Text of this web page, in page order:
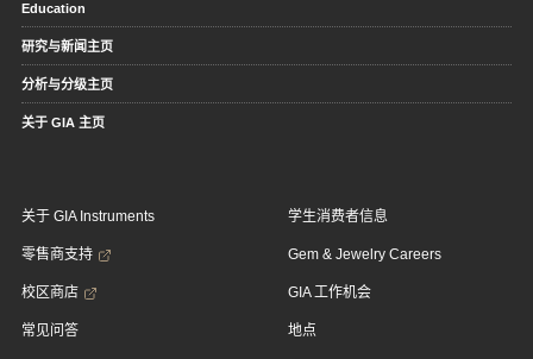
Education
研究与新闻主页
分析与分级主页
关于 GIA 主页
关于 GIA Instruments
零售商支持
校区商店
常见问答
学生消费者信息
Gem & Jewelry Careers
GIA 工作机会
地点